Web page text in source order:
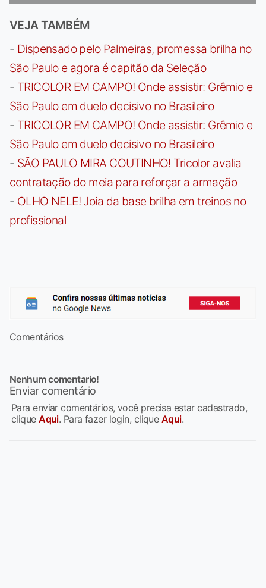
VEJA TAMBÉM
- Dispensado pelo Palmeiras, promessa brilha no
São Paulo e agora é capitão da Seleção
- TRICOLOR EM CAMPO! Onde assistir: Grêmio e
São Paulo em duelo decisivo no Brasileiro
- TRICOLOR EM CAMPO! Onde assistir: Grêmio e
São Paulo em duelo decisivo no Brasileiro
- SÃO PAULO MIRA COUTINHO! Tricolor avalia
contratação do meia para reforçar a armação
- OLHO NELE! Joia da base brilha em treinos no
profissional
Comentários
Nenhum comentario!
Enviar comentário
Para enviar comentários, você precisa estar cadastrado,
cliqueAqui. Para fazer login, clique Aqui.